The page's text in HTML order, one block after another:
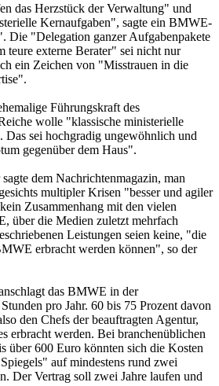
das Herzstück der Verwaltung" und
Kernaufgaben", sagte ein BMWE-
Die "Delegation ganzer Aufgabenpakete
teure externe Berater" sei nicht nur
ein Zeichen von "Misstrauen in die
Führungskraft des
wolle "klassische ministerielle
Das sei hochgradig ungewöhnlich und
gegenüber dem Haus".
dem Nachrichtenmagazin, man
multipler Krisen "besser und agiler
Zusammenhang mit den vielen
über die Medien zuletzt mehrfach
Leistungen seien keine, "die
erbracht werden können", so der
das BMWE in der
pro Jahr. 60 bis 75 Prozent davon
den Chefs der beauftragten Agentur,
erbracht werden. Bei branchenüblichen
über 600 Euro könnten sich die Kosten
auf mindestens rund zwei
Der Vertrag soll zwei Jahre laufen und